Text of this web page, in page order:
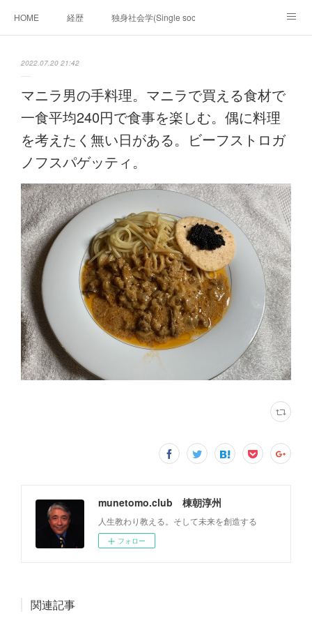
HOME 経歴 独身社会学(Single sociology)と高齢化社会学
移動出来て、工場で作る建物。未来２１００研究所
「心神の夢想２０２０」
フィリピンの問題点 フィリピンの歴史
フィリピン経済談義 ファッションを考える 漫画
未来２１００研究所他のアイデアマニラ男の手料理 総集編
https://globalclub.amebaownd.com/
2022.07.20 21:42
マニラ男の手料理。マニラで買える食材で
一食平均240円で食事を楽しむ。偶に料理
を考えたく無い日がある。ビーフストロガ
ノフスパゲッティ。
munetomo.club 棟朝淳州
人生教わり教える。そして未来を創造する
フォロー
関連記事